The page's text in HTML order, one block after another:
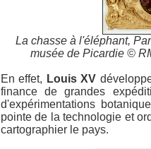
La chasse à l'éléphant,
musée de Picardie ©
En effet, Louis XV
finance de grandes
d'expérimentations
pointe de la technologie et
cartographier le pays.